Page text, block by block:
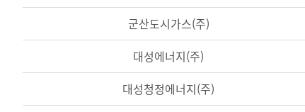
군산도시가스(주)
대성에너지(주)
대성청정에너지(주)